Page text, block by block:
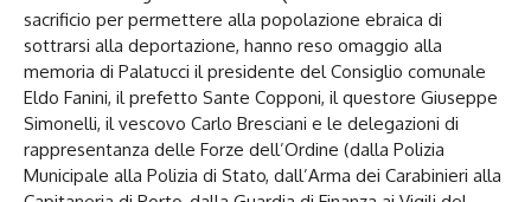
sacrificio per permettere alla popolazione ebraica di
sottrarsi alla deportazione, hanno reso omaggio alla
memoria di Palatucci il presidente del Consiglio comunale
Eldo Fanini, il prefetto Sante Copponi, il questore Giuseppe
Simonelli, il vescovo Carlo Bresciani e le delegazioni di
rappresentanza delle Forze dell’Ordine (dalla Polizia
Municipale alla Polizia di Stato, dall’Arma dei Carabinieri alla